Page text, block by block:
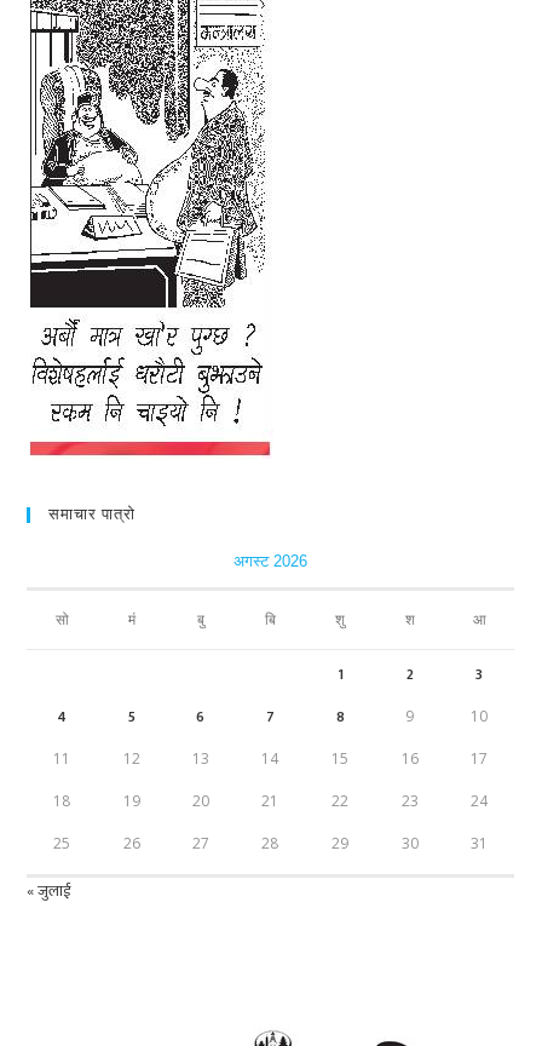
समाचार पात्रो
अगस्ट 2026
सो मं बु बि शु श आ
1 2
3
4
5 6 7 8 9 10
11 12 13 14 15 16 17
18 19 20 21 22 23 24
25 26 27 28 29 30 31
« जुलाई